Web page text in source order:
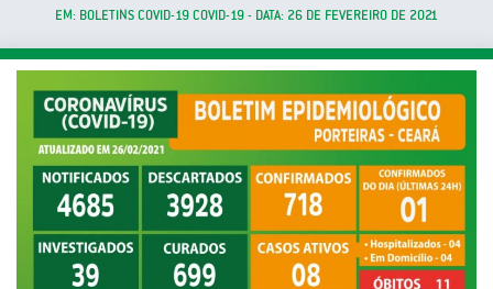
EM: BOLETINS COVID-19 COVID-19 - DATA: 26 DE FEVEREIRO DE 2021